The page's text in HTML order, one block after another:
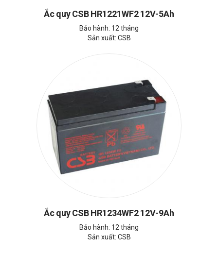
Ắc quy CSB HR1221WF2 12V-5Ah
Bảo hành: 12 tháng
Sản xuất: CSB
Ắc quy CSB HR1234WF2 12V-9Ah
Bảo hành: 12 tháng
Sản xuất: CSB